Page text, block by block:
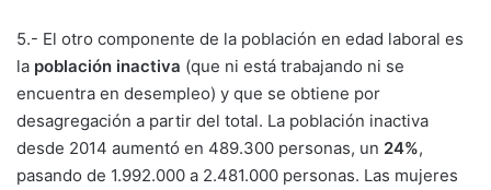
5.- El otro componente de la población en edad laboral es
la población inactiva (que ni está trabajando ni se
encuentra en desempleo) y que se obtiene por
desagregación a partir del total. La población inactiva
desde 2014 aumentó en 489.300 personas, un 24%,
pasando de 1.992.000 a 2.481.000 personas. Las mujeres